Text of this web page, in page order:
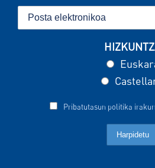
Pribatutasun politika